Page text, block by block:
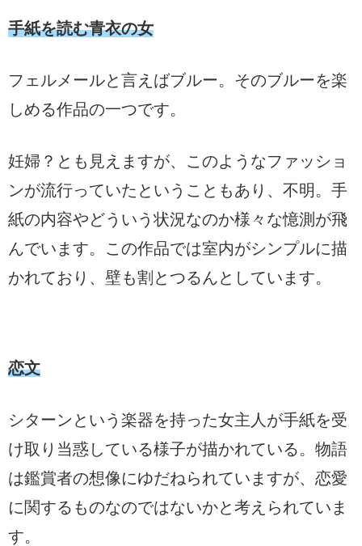
手紙を読む青衣の女
フェルメールと言えばブルー。そのブルーを楽
しめる作品の一つです。
妊婦？とも見えますが、このようなファッショ
ンが流行っていたということもあり、不明。手
紙の内容やどういう状況なのか様々な憶測が飛
んでいます。この作品では室内がシンプルに描
かれており、壁も割とつるんとしています。
恋文
シターンという楽器を持った女主人が手紙を受
け取り当惑している様子が描かれている。物語
は鑑賞者の想像にゆだねられていますが、恋愛
に関するものなのではないかと考えられていま
す。